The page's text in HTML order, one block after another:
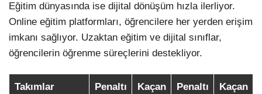
Eğitim dünyasında ise dijital dönüşüm hızla ilerliyor.
Online eğitim platformları, öğrencilere her yerden erişim
imkanı sağlıyor. Uzaktan eğitim ve dijital sınıflar,
öğrencilerin öğrenme süreçlerini destekliyor.
Takımlar Penaltı Kaçan Penaltı Kaçan